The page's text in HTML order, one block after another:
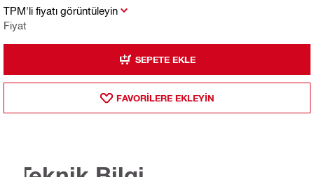
TPM'li fiyatı görüntüleyin
Fiyat
SEPETE EKLE
FAVORILERE EKLEYIN